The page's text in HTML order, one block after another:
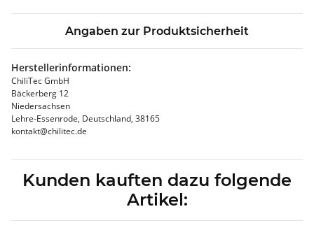
Angaben zur Produktsicherheit
Herstellerinformationen:
ChiliTec GmbH
Bäckerberg 12
Niedersachsen
Lehre-Essenrode, Deutschland, 38165
kontakt@chilitec.de
Kunden kauften dazu folgende
Artikel: